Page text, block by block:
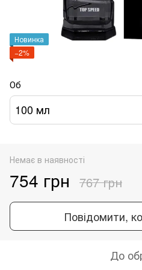
Новинка
−2%
Об
100 мл
Немає в наявності
754 грн 767 грн
Повідомити,
До